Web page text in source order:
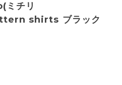
チリ
shirts ブラック